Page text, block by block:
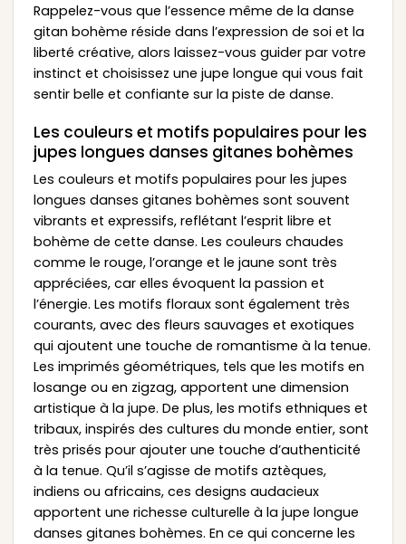
Rappelez-vous que l’essence même de la danse
gitan bohème réside dans l’expression de soi et la
liberté créative, alors laissez-vous guider par votre
instinct et choisissez une jupe longue qui vous fait
sentir belle et confiante sur la piste de danse.
Les couleurs et motifs populaires pour les
jupes longues danses gitanes bohèmes
Les couleurs et motifs populaires pour les jupes
longues danses gitanes bohèmes sont souvent
vibrants et expressifs, reflétant l’esprit libre et
bohème de cette danse. Les couleurs chaudes
comme le rouge, l’orange et le jaune sont très
appréciées, car elles évoquent la passion et
l’énergie. Les motifs floraux sont également très
courants, avec des fleurs sauvages et exotiques
qui ajoutent une touche de romantisme à la tenue.
Les imprimés géométriques, tels que les motifs en
losange ou en zigzag, apportent une dimension
artistique à la jupe. De plus, les motifs ethniques et
tribaux, inspirés des cultures du monde entier, sont
très prisés pour ajouter une touche d’authenticité
à la tenue. Qu’il s’agisse de motifs aztèques,
indiens ou africains, ces designs audacieux
apportent une richesse culturelle à la jupe longue
danses gitanes bohèmes. En ce qui concerne les